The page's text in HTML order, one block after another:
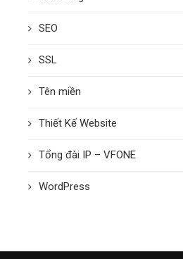
SEO
SSL
Tên miền
Thiết Kế Website
Tổng đài IP – VFONE
WordPress